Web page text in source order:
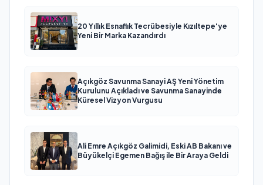
20 Yıllık Esnaflık Tecrübesiyle Kızıltepe'ye
Yeni Bir Marka Kazandırdı
Açıkgöz Savunma Sanayi AŞ Yeni Yönetim
Kurulunu Açıkladı ve Savunma Sanayinde
Küresel Vizyon Vurgusu
Ali Emre Açıkgöz Galimidi, Eski AB Bakanı ve
Büyükelçi Egemen Bağış ile Bir Araya Geldi